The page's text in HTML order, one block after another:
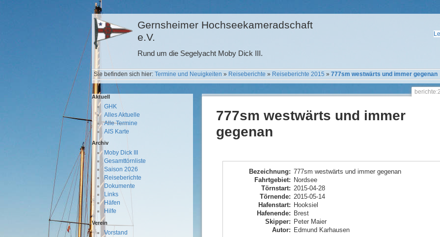
Gernsheimer Hochseekameradschaft
e.V.
Rund um die Segelyacht Moby Dick III.
Sie befinden sich hier:Termine und Neuigkeiten » Reiseberichte » Reiseberichte 2015 »777sm westwärts und immer gegenan
Aktuell
GHK
Alles Aktuelle
Alle Termine
AIS Karte
Archiv
Moby Dick III
Gesamttörnliste
Saison 2026
Reiseberichte
Dokumente
Links
Häfen
Hilfe
Verein
Vorstand
777sm westwärts und immer
gegenan
Bezeichnung: 777sm westwärts und immer gegenan
Fahrtgebiet:
Nordsee
Törnstart: 2015-04-28
Törnende: 2015-05-14
Hafenstart:
Hooksiel
Hafenende:
Brest
Skipper:
Peter Maier
Autor: Edmund Karhausen